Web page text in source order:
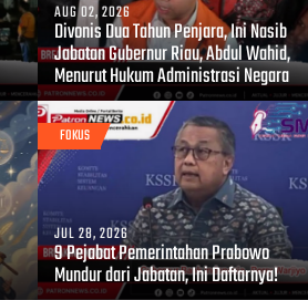
AUG 02, 2026
Divonis Dua Tahun Penjara, Ini Nasib
Jabatan Gubernur Riau, Abdul Wahid,
Menurut Hukum Administrasi Negara
FOKUS
JUL 28, 2026
9 Pejabat Pemerintahan Prabowo
Mundur dari Jabatan, Ini Daftarnya!